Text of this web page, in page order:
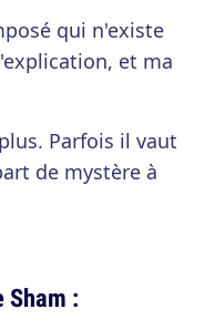
qui n'existe
et ma
Parfois il vaut
de mystère à
Sham :